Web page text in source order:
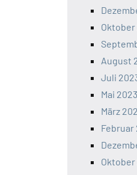
Oktober
August
Juli
Mai 2023
März
Februar
Oktober